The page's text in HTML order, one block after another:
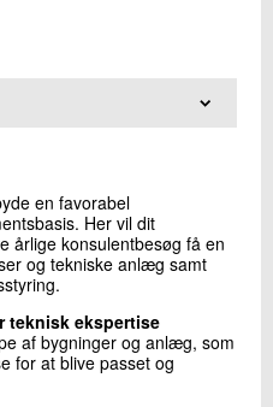
og vurdering af
en favorabel
Her vil dit
årlige konsulentbesøg få en
og tekniske anlæg samt
teknisk ekspertise
af bygninger og anlæg, som
for at blive passet og